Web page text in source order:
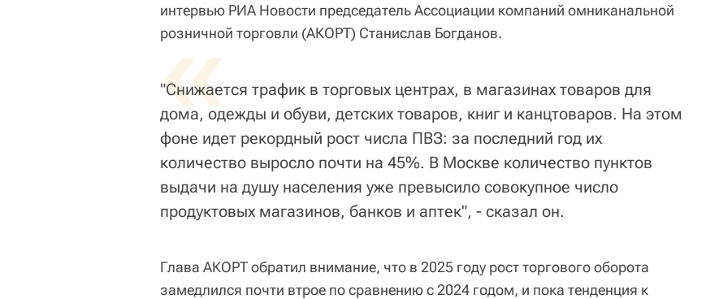
интервью РИА Новости председатель Ассоциации компаний омниканальной
розничной торговли (АКОРТ) Станислав Богданов.
«
"Снижается трафик в торговых центрах, в магазинах товаров для
дома, одежды и обуви, детских товаров, книг и канцтоваров. На этом
фоне идет рекордный рост числа ПВЗ: за последний год их
количество выросло почти на 45%. В Москве количество пунктов
выдачи на душу населения уже превысило совокупное число
продуктовых магазинов, банков и аптек", - сказал он.
Глава АКОРТ обратил внимание, что в 2025 году рост торгового оборота
замедлился почти втрое по сравнению с 2024 годом, и пока тенденция к